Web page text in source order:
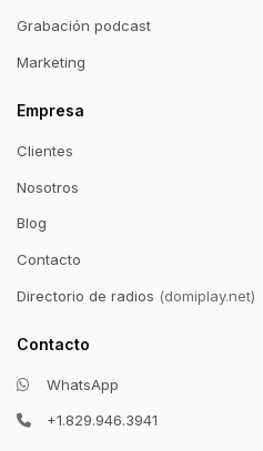
Grabación podcast
Marketing
Empresa
Clientes
Nosotros
Blog
Contacto
Directorio de radios (domiplay.net)
Contacto
WhatsApp
+1.829.946.3941